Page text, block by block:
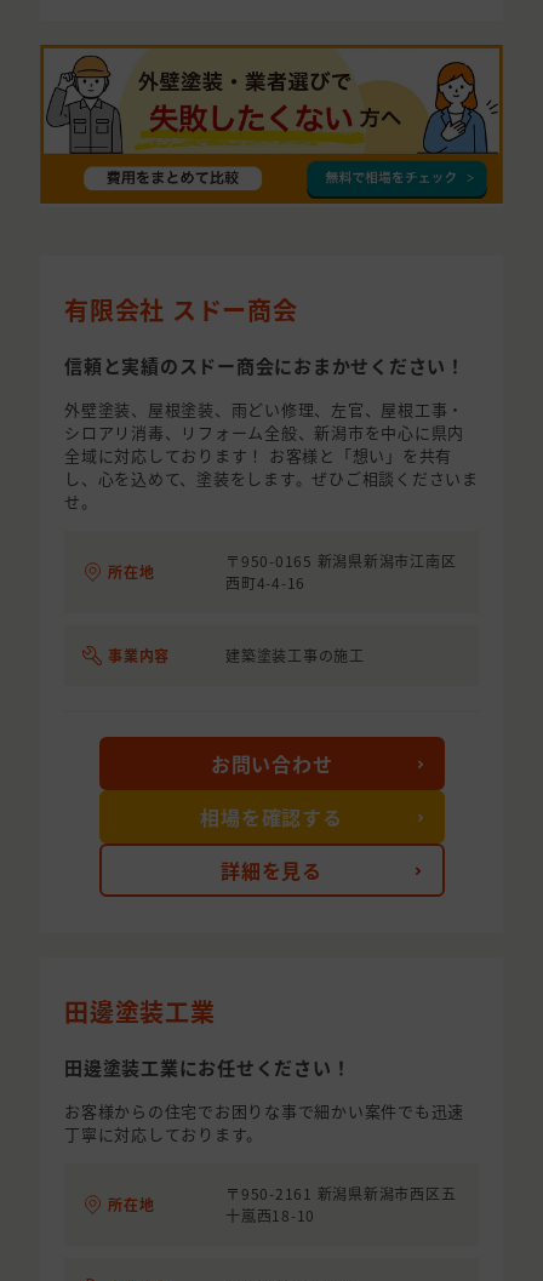
有限会社 スドー商会
信頼と実績のスドー商会におまかせください！
外壁塗装、屋根塗装、雨どい修理、左官、屋根工事・
シロアリ消毒、リフォーム全般、新潟市を中心に県内
全域に対応しております！ お客様と「想い」を共有
し、心を込めて、塗装をします。ぜひご相談くださいま
せ。
所在地
〒950-0165 新潟県新潟市江南区
西町4-4-16
事業内容 建築塗装工事の施工
詳細を見る
お問い合わせ
相場を確認する
田邊塗装工業
田邊塗装工業にお任せください！
お客様からの住宅でお困りな事で細かい案件でも迅速
丁寧に対応しております。
所在地
〒950-2161 新潟県新潟市西区五
十嵐西18-10